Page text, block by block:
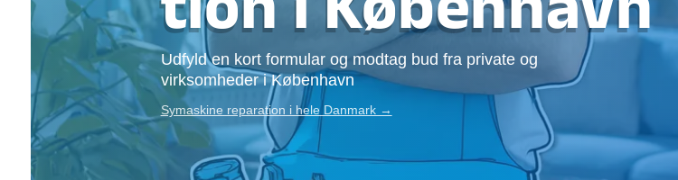
Opsætning af skillevæg
Rengøring
Tømrer
Træfældning
Tunge løft
TV installation og opsætning
Underholdning
Vinduespudsning
Se alle...
Udfyld en kort formular og modtag bud fra private og
virksomheder i København
Symaskine reparation i hele Danmark →